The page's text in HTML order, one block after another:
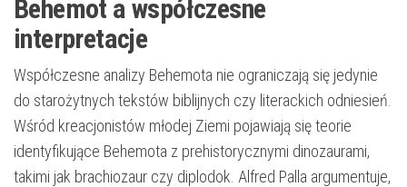
Behemot a współczesne
interpretacje
Współczesne analizy Behemota nie ograniczają się jedynie
do starożytnych tekstów biblijnych czy literackich odniesień.
Wśród kreacjonistów młodej Ziemi pojawiają się teorie
identyfikujące Behemota z prehistorycznymi dinozaurami,
takimi jak brachiozaur czy diplodok. Alfred Palla argumentuje,